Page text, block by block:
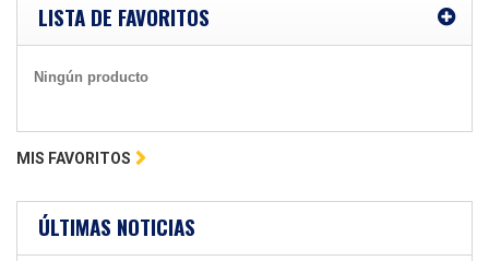
LISTA DE FAVORITOS
Ningún producto
MIS FAVORITOS
ÚLTIMAS NOTICIAS